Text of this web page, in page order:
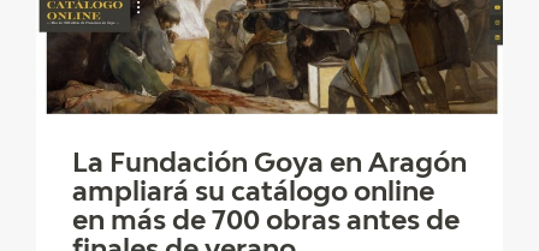
La Fundación Goya en Aragón
ampliará su catálogo online
en más de 700 obras antes de